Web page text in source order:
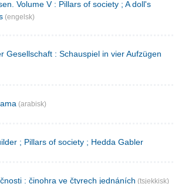
Volume V : Pillars of society ; A doll's
(engelsk)
Gesellschaft : Schauspiel in vier Aufzügen
(arabisk)
; Pillars of society ; Hedda Gabler
: činohra ve čtyrech jednáních (tsjekkisk)